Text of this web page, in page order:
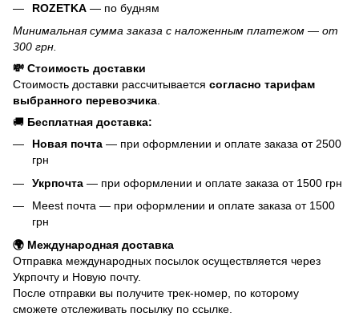
ROZETKA — по будням
Минимальная сумма заказа с наложенным платежом — от
300 грн.
💸 Стоимость доставки
Стоимость доставки рассчитывается согласно тарифам
выбранного перевозчика.
🚚 Бесплатная доставка:
Новая почта — при оформлении и оплате заказа от 2500
грн
Укрпочта — при оформлении и оплате заказа от 1500 грн
Meest почта — при оформлении и оплате заказа от 1500
грн
🌍 Международная доставка
Отправка международных посылок осуществляется через
Укрпочту и Новую почту.
После отправки вы получите трек-номер, по которому
сможете отслеживать посылку по ссылке.